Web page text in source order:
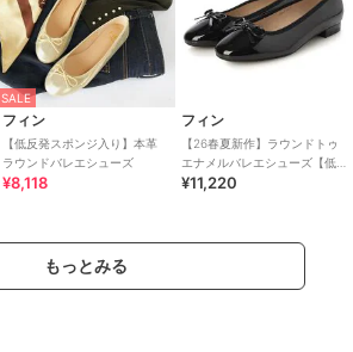
SALE
フィン
【低反発スポンジ入り】本革
ラウンドバレエシューズ
¥8,118
フィン
【26春夏新作】ラウンドトゥ
エナメルバレエシューズ【低
反発スポンジ入り】
¥11,220
もっとみる